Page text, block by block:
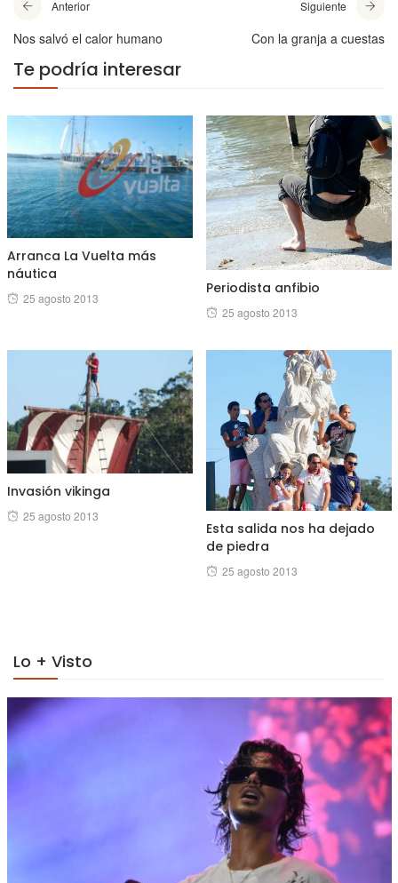
Anterior
Nos salvó el calor humano
Siguiente
Con la granja a cuestas
Te podría interesar
Arranca La Vuelta más
náutica
Posted
25 agosto 2013
Periodista anfibio
Posted
25 agosto 2013
Invasión vikinga
Posted
25 agosto 2013
Esta salida nos ha dejado
de piedra
Posted
25 agosto 2013
Lo + Visto